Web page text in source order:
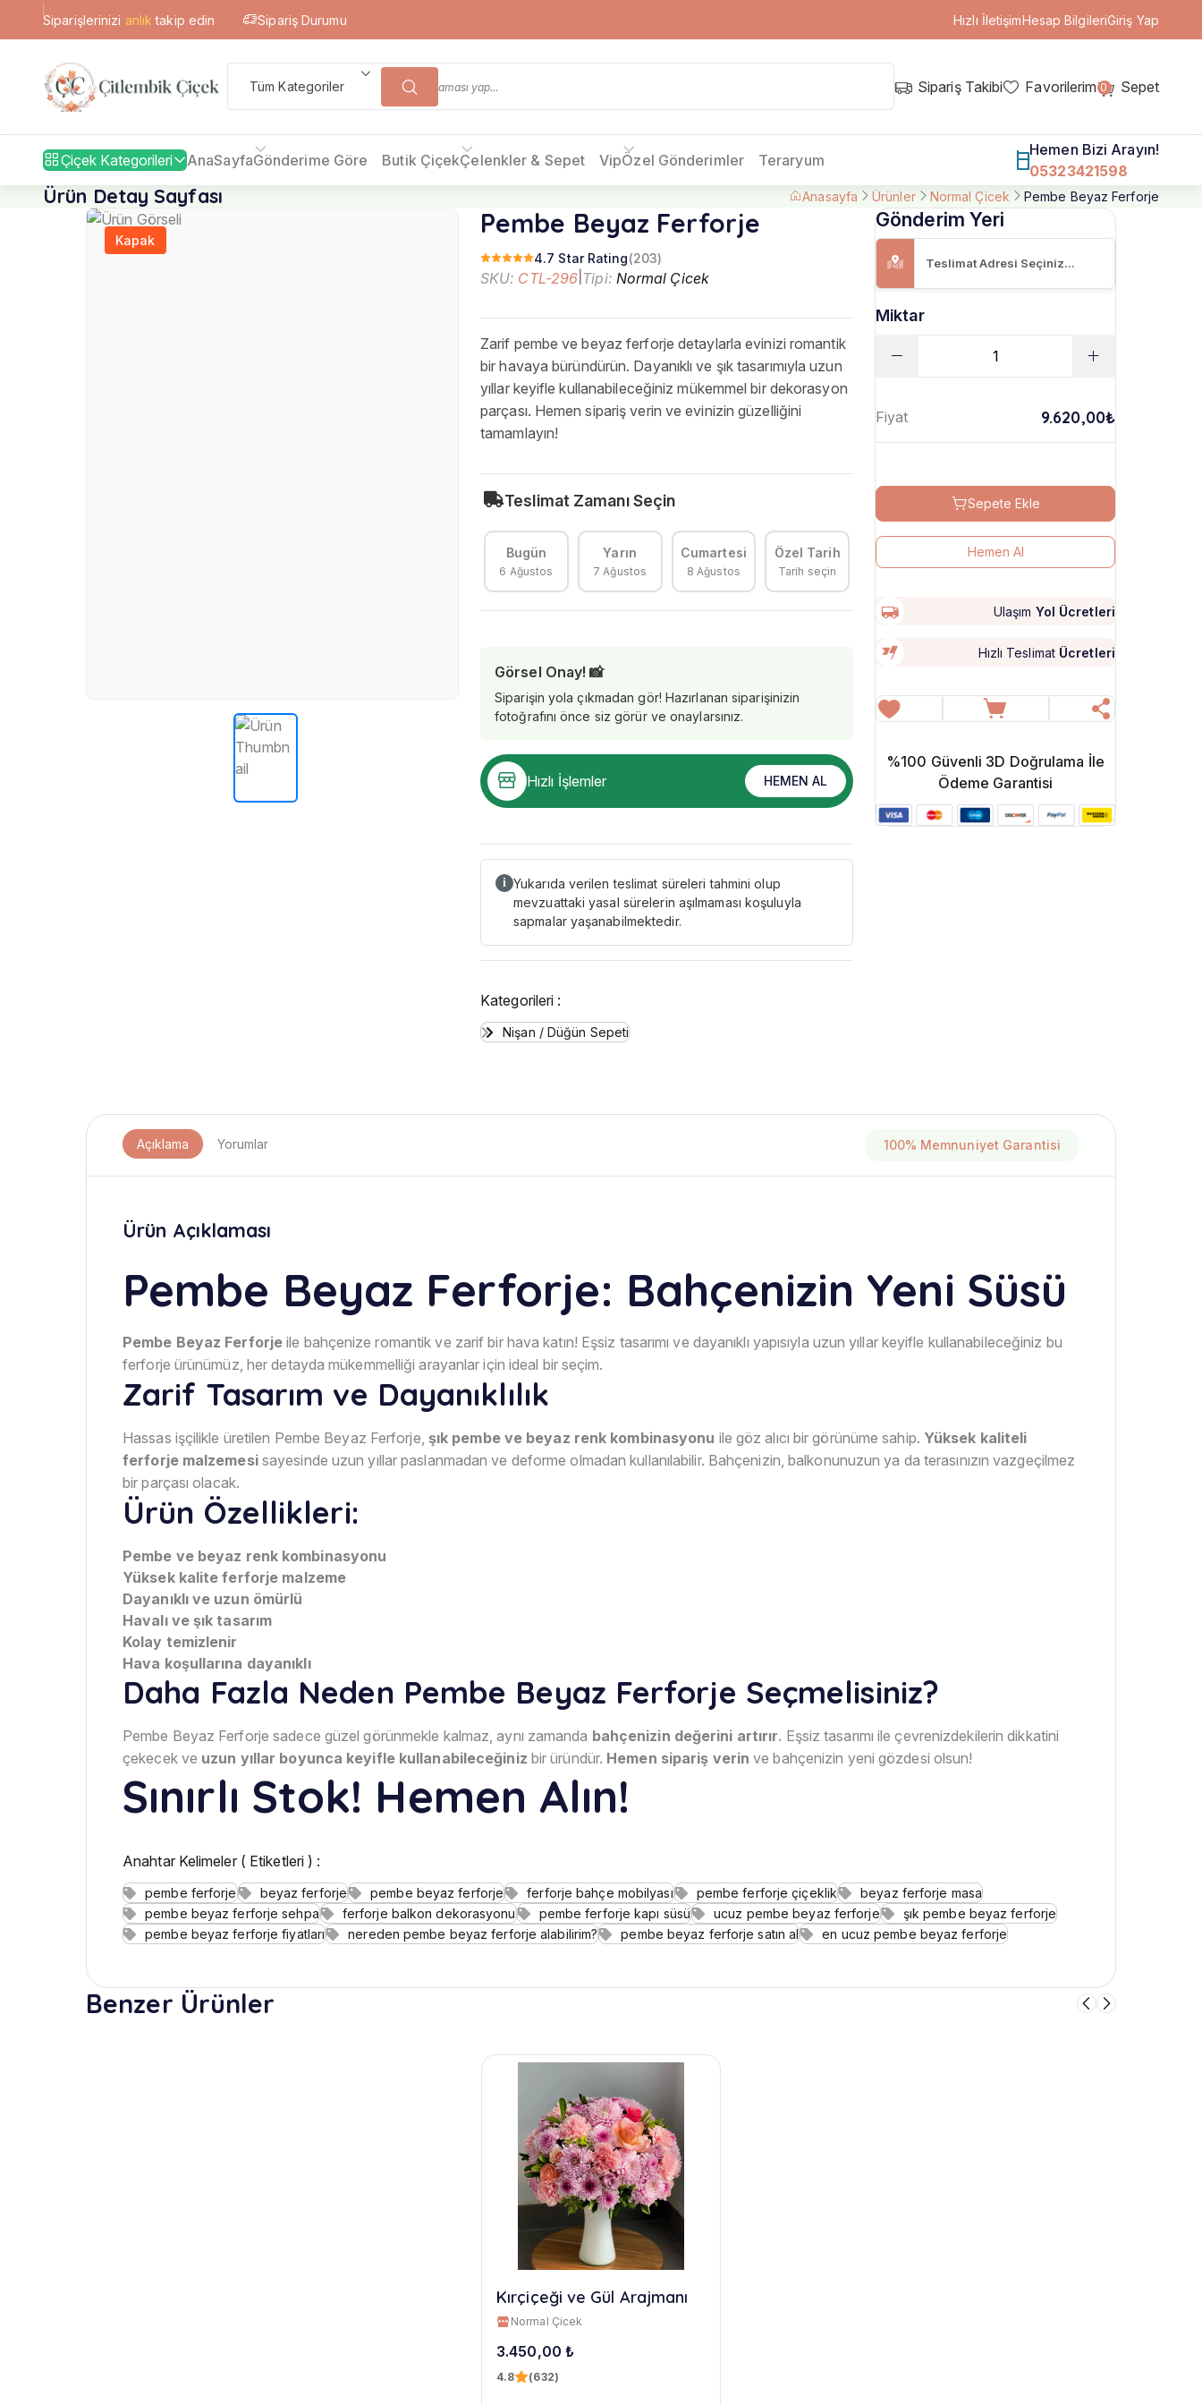
Siparişlerinizi anlık takip edin Sipariş Durumu Hızlı İletişimHesap BilgileriGiriş Yap
Tüm Kategoriler Sipariş Takibi Favorilerim 0 Sepet
Çiçek Kategorileri AnaSayfaGönderime Göre Butik ÇiçekÇelenkler & Sepet VipÖzel Gönderimler Teraryum
Hemen Bizi Arayın!
05323421598
Ürün Detay Sayfası Anasayfa Ürünler Normal Çicek Pembe Beyaz Ferforje
Kapak
Pembe Beyaz Ferforje
4.7 Star Rating(203)
SKU: CTL-296 Tipi: Normal Çicek
Zarif pembe ve beyaz ferforje detaylarla evinizi romantik
bir havaya büründürün. Dayanıklı ve şık tasarımıyla uzun
yıllar keyifle kullanabileceğiniz mükemmel bir dekorasyon
parçası. Hemen sipariş verin ve evinizin güzelliğini
tamamlayın!
Teslimat Zamanı Seçin
Bugün
6 Ağustos
Yarın
7 Ağustos
Cumartesi
8 Ağustos
Özel Tarih
Tarih seçin
Görsel Onay! 📸
Siparişin yola çıkmadan gör! Hazırlanan siparişinizin
fotoğrafını önce siz görür ve onaylarsınız.
Hızlı İşlemler HEMEN AL
i Yukarıda verilen teslimat süreleri tahmini olup
mevzuattaki yasal sürelerin aşılmaması koşuluyla
sapmalar yaşanabilmektedir.
Kategorileri :
Nişan / Düğün Sepeti
Gönderim Yeri
Miktar
Fiyat 9.620,00₺
Sepete Ekle
Hemen Al
Ulaşım Yol Ücretleri
Hızlı Teslimat Ücretleri
%100 Güvenli 3D Doğrulama İle
Ödeme Garantisi
Açıklama Yorumlar 100% Memnuniyet Garantisi
Ürün Açıklaması
Pembe Beyaz Ferforje: Bahçenizin Yeni Süsü
Pembe Beyaz Ferforje ile bahçenize romantik ve zarif bir hava katın! Eşsiz tasarımı ve dayanıklı yapısıyla uzun yıllar keyifle kullanabileceğiniz bu
ferforje ürünümüz, her detayda mükemmelliği arayanlar için ideal bir seçim.
Zarif Tasarım ve Dayanıklılık
Hassas işçilikle üretilen Pembe Beyaz Ferforje, şık pembe ve beyaz renk kombinasyonu ile göz alıcı bir görünüme sahip. Yüksek kaliteli
ferforje malzemesisayesinde uzun yıllar paslanmadan ve deforme olmadan kullanılabilir. Bahçenizin, balkonunuzun ya da terasınızın vazgeçilmez
bir parçası olacak.
Ürün Özellikleri:
Pembe ve beyaz renk kombinasyonu
Yüksek kalite ferforje malzeme
Dayanıklı ve uzun ömürlü
Havalı ve şık tasarım
Kolay temizlenir
Hava koşullarına dayanıklı
Daha Fazla Neden Pembe Beyaz Ferforje Seçmelisiniz?
Pembe Beyaz Ferforje sadece güzel görünmekle kalmaz, aynı zamanda bahçenizin değerini artırır. Eşsiz tasarımı ile çevrenizdekilerin dikkatini
çekecek ve uzun yıllar boyunca keyifle kullanabileceğiniz bir üründür. Hemen sipariş verin ve bahçenizin yeni gözdesi olsun!
Sınırlı Stok! Hemen Alın!
Anahtar Kelimeler ( Etiketleri ) :
pembe ferforje beyaz ferforje pembe beyaz ferforje ferforje bahçe mobilyası pembe ferforje çiçeklik
beyaz ferforje masa
pembe beyaz ferforje sehpa
ferforje balkon dekorasyonu pembe ferforje kapı süsü ucuz pembe beyaz ferforje
şık pembe beyaz ferforje
pembe beyaz ferforje fiyatları
nereden pembe beyaz ferforje alabilirim? pembe beyaz ferforje satın al en ucuz pembe beyaz ferforje
Benzer Ürünler
Kırçiçeği ve Gül Arajmanı
Normal Çicek
3.450,00 ₺
4.8 (632)